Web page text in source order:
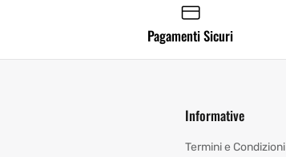
Pagamenti Sicuri
Informative
Termini e Condizioni